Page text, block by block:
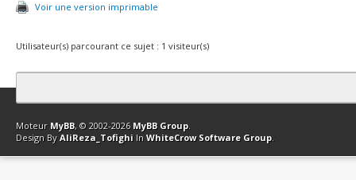
Voir une version imprimable
Utilisateur(s) parcourant ce sujet : 1 visiteur(s)
Contact Club Affiliation Retourner en haut Version bas-débit
Moteur MyBB, © 2002-2026 MyBB Group.
Design By AliReza_Tofighi In WhiteCrow Software Group.